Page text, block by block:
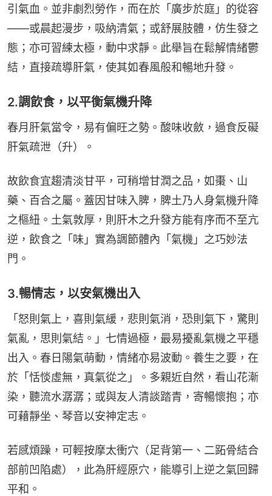
引氣血。並非劇烈勞作，而在於「廣步於庭」的從容
——或晨起漫步，吸納清氣；或舒展肢體，仿生發之
態；亦可習練太極，動中求靜。此舉旨在鬆解情緒鬱
結，直接疏導肝氣，使其如春風般和暢地升發。
2.調飲食，以平衡氣機升降
春月肝氣當令，易有偏旺之勢。酸味收斂，過食反礙
肝氣疏泄（升）。
故飲食宜趨清淡甘平，可稍增甘潤之品，如棗、山
藥、百合之屬。蓋因甘味入脾，脾土乃人身氣機升降
之樞紐。土氣敦厚，則肝木之升發方能有序而不至亢
逆，飲食之「味」實為調節體內「氣機」之巧妙法
門。
3.暢情志，以安氣機出入
「怒則氣上，喜則氣緩，悲則氣消，恐則氣下，驚則
氣亂，思則氣結。」七情過極，最易擾亂氣機之平穩
出入。春日陽氣萌動，情緒亦易波動。養生之要，在
於「恬惔虛無，真氣從之」。多親近自然，看山花漸
染，聽流水潺潺；或與友人清談踏青，寄暢懷抱；亦
可藉靜坐、琴音以安神定志。
若感煩躁，可輕按摩太衝穴（足背第一、二跖骨結合
部前凹陷處），此為肝經原穴，能導引上逆之氣回歸
平和。